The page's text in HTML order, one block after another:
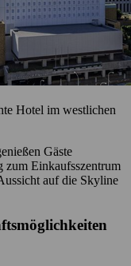
Hotel im westlichen
Gäste
zum Einkaufsszentrum
auf die Skyline